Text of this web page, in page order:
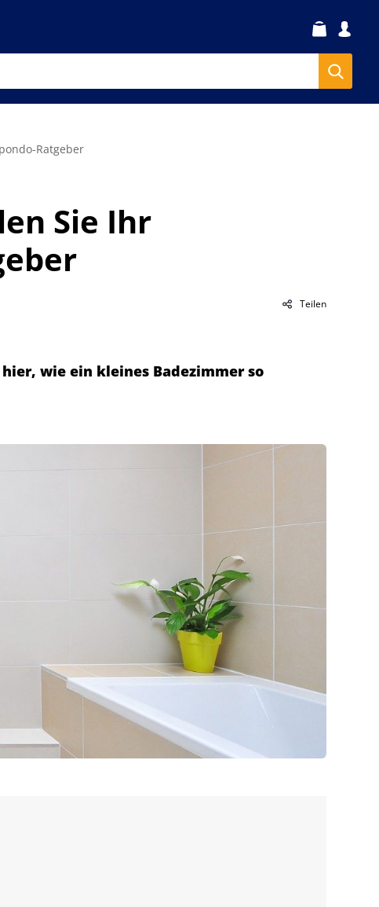
Ratgeber
Sie Ihr
Teilen
wie ein kleines Badezimmer so